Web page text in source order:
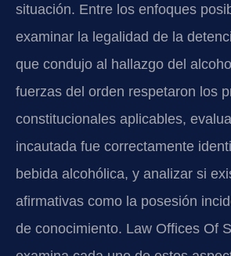
situación. Entre los enfoques
examinar la legalidad de la
que condujo al hallazgo del
fuerzas del orden respetaron los
constitucionales aplicables,
incautada fue correctamente
bebida alcohólica, y analizar si
afirmativas como la posesión
de conocimiento. Law Offices Of